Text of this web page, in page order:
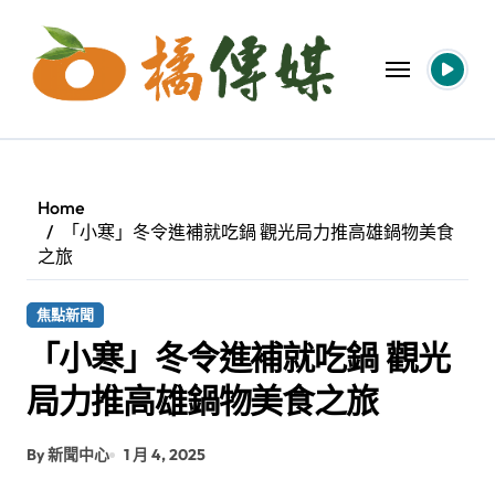
content
Home
「小寒」冬令進補就吃鍋 觀光局力推高雄鍋物美食
之旅
焦點新聞
「小寒」冬令進補就吃鍋 觀光
局力推高雄鍋物美食之旅
By 新聞中心 1 月 4, 2025